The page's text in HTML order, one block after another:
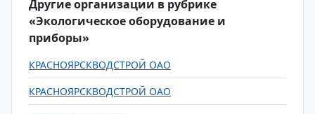
Другие организации в рубрике
«Экологическое оборудование и
приборы»
КРАСНОЯРСКВОДСТРОЙ ОАО
КРАСНОЯРСКВОДСТРОЙ ОАО